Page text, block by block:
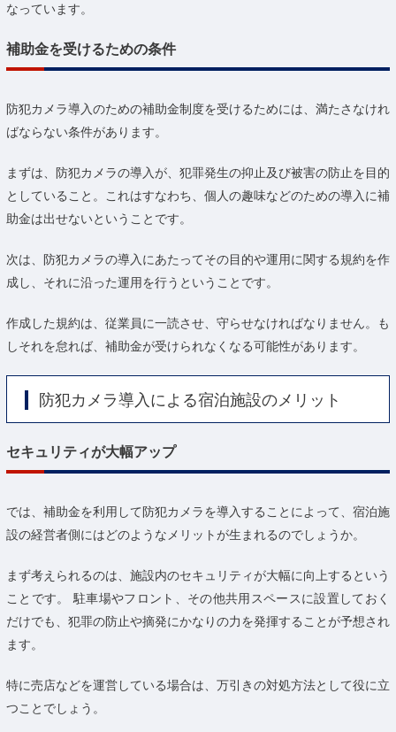
なっています。
補助金を受けるための条件
防犯カメラ導入のための補助金制度を受けるためには、満たさなけれ
ばならない条件があります。
まずは、防犯カメラの導入が、犯罪発生の抑止及び被害の防止を目的
としていること。これはすなわち、個人の趣味などのための導入に補
助金は出せないということです。
次は、防犯カメラの導入にあたってその目的や運用に関する規約を作
成し、それに沿った運用を行うということです。
作成した規約は、従業員に一読させ、守らせなければなりません。も
しそれを怠れば、補助金が受けられなくなる可能性があります。
防犯カメラ導入による宿泊施設のメリット
セキュリティが大幅アップ
では、補助金を利用して防犯カメラを導入することによって、宿泊施
設の経営者側にはどのようなメリットが生まれるのでしょうか。
まず考えられるのは、施設内のセキュリティが大幅に向上するという
ことです。 駐車場やフロント、その他共用スペースに設置しておく
だけでも、犯罪の防止や摘発にかなりの力を発揮することが予想され
ます。
特に売店などを運営している場合は、万引きの対処方法として役に立
つことでしょう。